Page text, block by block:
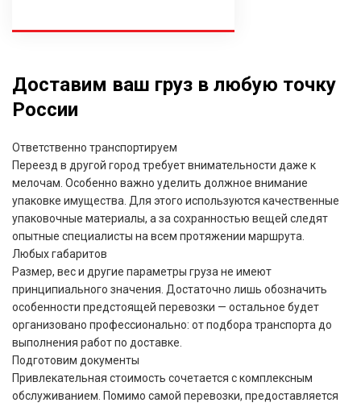
Доставим ваш груз в любую точку
России
Ответственно транспортируем
Переезд в другой город требует внимательности даже к
мелочам. Особенно важно уделить должное внимание
упаковке имущества. Для этого используются качественные
упаковочные материалы, а за сохранностью вещей следят
опытные специалисты на всем протяжении маршрута.
Любых габаритов
Размер, вес и другие параметры груза не имеют
принципиального значения. Достаточно лишь обозначить
особенности предстоящей перевозки — остальное будет
организовано профессионально: от подбора транспорта до
выполнения работ по доставке.
Подготовим документы
Привлекательная стоимость сочетается с комплексным
обслуживанием. Помимо самой перевозки, предоставляется